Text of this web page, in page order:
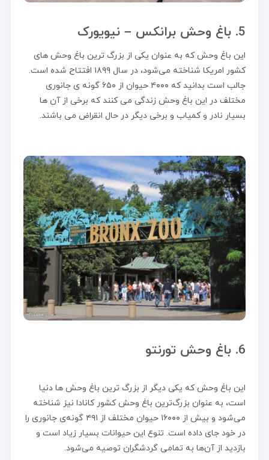
5. باغ وحش برانکس – نیویورک
این باغ وحش که به عنوان یکی از بزرگ ترین باغ وحش های
کشور امریکا شناخته می‌شود، در سال ۱۸۹۹ افتتاح شده است.
جالب است بدانید که ۴۰۰۰ حیوان از ۶۵۰ گونه ی جانوری
مختلف در این باغ وحش زندگی می کنند که برخی از آن ها
بسیار نادر و کمیاب و برخی دیگر در حال انقراض می باشند.
6. باغ وحش تورنتو
این باغ وحش که یکی دیگر از بزرگ ترین باغ وحش ها دنیا
است، به عنوان بزرگ‌ترین باغ وحش کشور کانادا نیز شناخته
می‌شود و بیش از ۱۶۰۰۰ حیوان مختلف از ۴۹۱ گونه‌ی جانوری را
در خود جای داده است. تنوع این حیوانات بسیار زیاد است و
بازدید از آن‌ها به تمامی گردشگران توصیه می‌شود.